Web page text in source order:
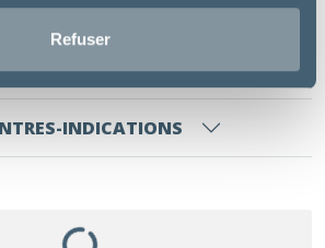
Refuser
INDICATIONS